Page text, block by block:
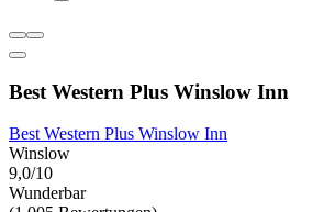
Best Western Plus Winslow Inn
Best Western Plus Winslow Inn
Winslow
9,0/10
Wunderbar